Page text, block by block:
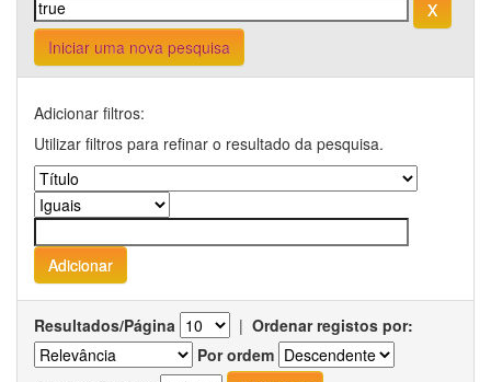
Iniciar uma nova pesquisa
Adicionar filtros:
Utilizar filtros para refinar o resultado da pesquisa.
Resultados/Página | Ordenar registos por:
Por ordem